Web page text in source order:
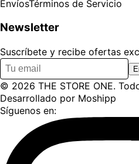
EnvíosTérminos de Servicio
Newsletter
Suscríbete y recibe ofertas
© 2026 THE STORE ONE.
Desarrollado por Moshipp
Síguenos en: